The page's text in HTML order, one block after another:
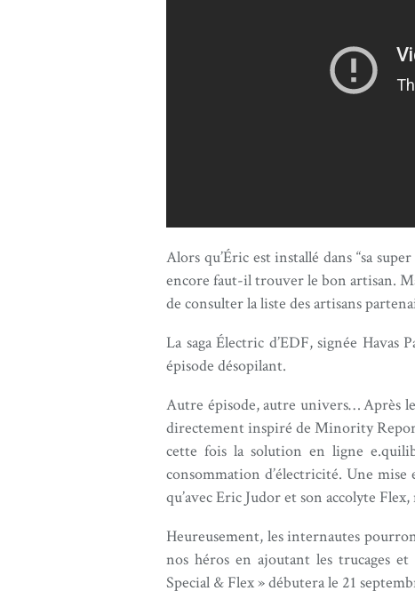
Alors qu’Éric est installé dans “sa
encore faut-il trouver le bon artisan.
de consulter la liste des artisans
La saga Électric d’EDF, signée
épisode désopilant.
Autre épisode, autre univers… Après
directement inspiré de Minority
cette fois la solution en ligne
consommation d’électricité. Une
qu’avec Eric Judor et son accolyte Flex,
Heureusement, les internautes
nos héros en ajoutant les trucages
Special & Flex » débutera le 21